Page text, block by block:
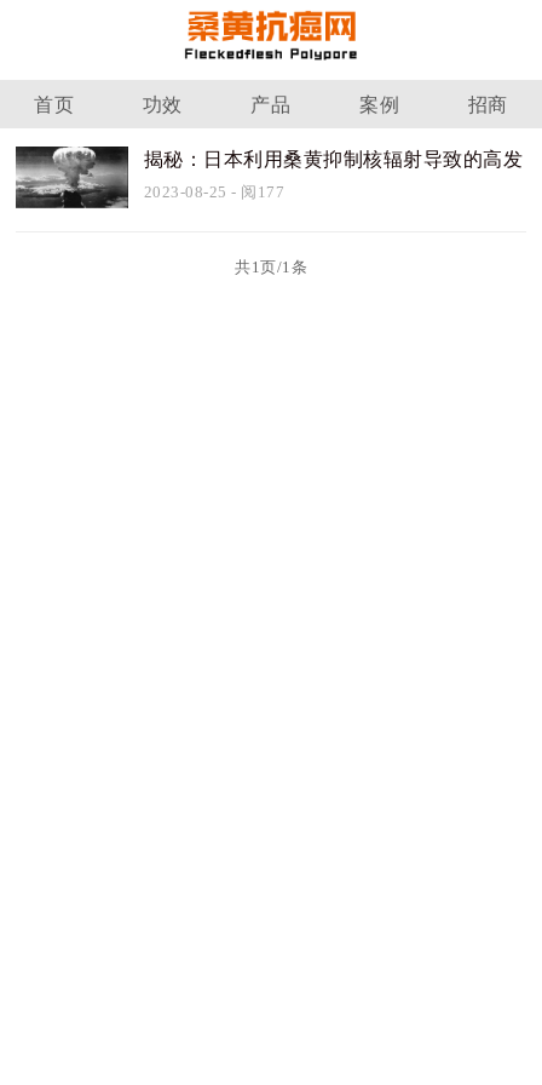
首页 功效 产品 案例 招商
揭秘：日本利用桑黄抑制核辐射导致的高发
癌症
2023-08-25 - 阅177
共1页/1条